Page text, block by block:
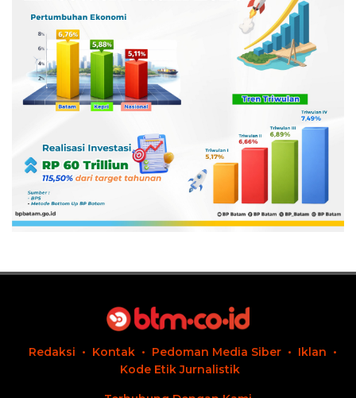
Redaksi Kontak Pedoman Media Siber
Iklan
Kode Etik Jurnalistik